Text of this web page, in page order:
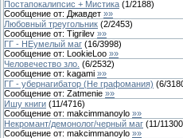
Постапокалипсис + Мистика (1/2188)
Сообщение от: Джавдет »»
Любовный треугольник (2/2453)
Сообщение от: Tigrilev »»
ГГ - НЕумелый маг (16/3998)
Сообщение от: LookieLoo »»
Человечество зло. (6/2532)
Сообщение от: kagami »»
ГГ - убернагибатор (Не графомания) (6/
Сообщение от: Zatmenie »»
Ишу книги (11/4716)
Сообщение от: makcimmanoylo »»
Некромант/демонолог/черный маг (11/11300
Сообщение от: makcimmanoylo »»